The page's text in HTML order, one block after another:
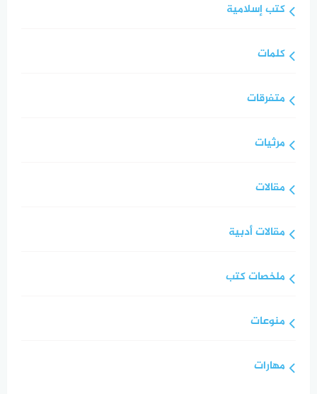
كتب إسلامية
كلمات
متفرقات
مرثيات
مقالات
مقالات أدبية
ملخصات كتب
منوعات
مهارات